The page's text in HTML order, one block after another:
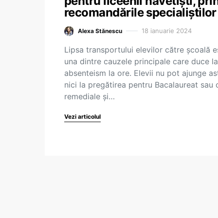
recomandările specialiștilor
Alexa Stănescu 18 ianuarie 2024
Lipsa transportului elevilor către școală
una dintre cauzele principale care duce la
absenteism la ore. Elevii nu pot ajunge
nici la pregătirea pentru Bacalaureat sau
remediale și…
Vezi articolul